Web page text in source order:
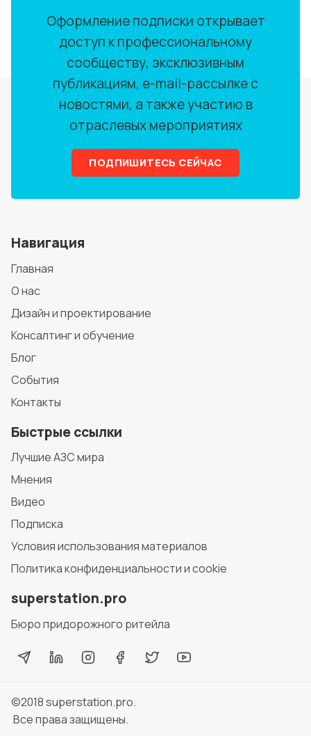
Оформление подписки открывает
доступ к профессиональному
сообществу, эксклюзивным
публикациям, e-mail-рассылке с
новостями, а также участию в
отраслевых мероприятиях
ПОДПИШИТЕСЬ СЕЙЧАС
Навигация
Главная
О нас
Дизайн и проектирование
Консалтинг и обучение
Блог
События
Контакты
Быстрые ссылки
Лучшие АЗС мира
Мнения
Видео
Подписка
Условия использования материалов
Политика конфиденциальности и cookie
superstation.pro
Бюро придорожного ритейла
©2018superstation.pro.
Все права защищены.